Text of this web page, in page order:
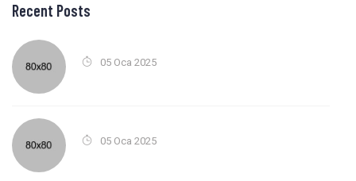
Recent Posts
05 Oca 2025
05 Oca 2025